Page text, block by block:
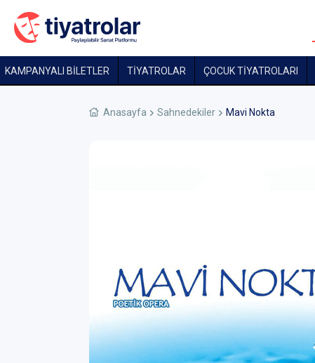
KAMPANYALI BİLETLER TİYATROLAR ÇOCUK TIYATROLARI
Anasayfa Sahnedekiler Mavi Nokta